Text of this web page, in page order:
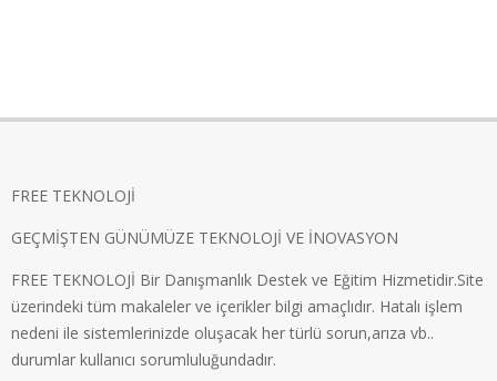
FREE TEKNOLOJİ
GEÇMİŞTEN GÜNÜMÜZE TEKNOLOJİ VE İNOVASYON
FREE TEKNOLOJİ Bir Danışmanlık Destek ve Eğitim Hizmetidir.Site
üzerindeki tüm makaleler ve içerikler bilgi amaçlıdır. Hatalı işlem
nedeni ile sistemlerinizde oluşacak her türlü sorun,arıza vb..
durumlar kullanıcı sorumluluğundadır.